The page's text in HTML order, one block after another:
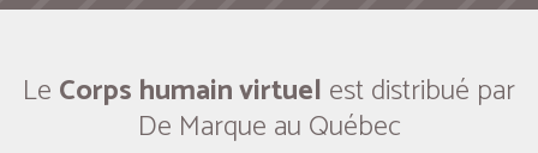
Le Corps humain virtuel est distribué par
De Marque au Québec